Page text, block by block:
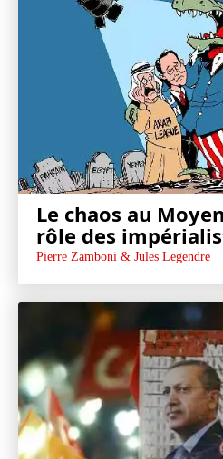
Le chaos au
rôle des
Pierre Zamboni & Jules Legendre